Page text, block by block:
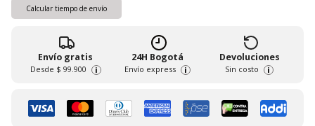
Calcular tiempo de envío
Envío gratis
Desde $ 99.900 i
24H Bogotá
Envío express i
Devoluciones
Sin costo i